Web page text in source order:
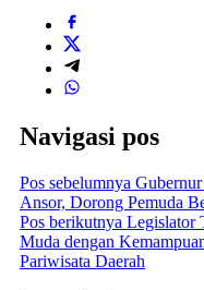
Navigasi pos
Pos sebelumnya
Ansor, Dorong Pemuda
Pos berikutnya Legislator
Muda dengan
Pariwisata Daerah